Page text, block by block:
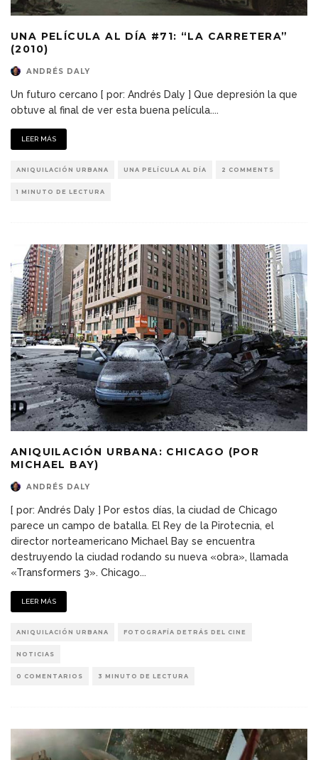
UNA PELÍCULA AL DÍA #71: “LA CARRETERA”
(2010)
ANDRÉS DALY
Un futuro cercano [ por: Andrés Daly ] Que depresión la que
obtuve al final de ver esta buena película....
LEER MÁS
ANIQUILACIÓN URBANA UNA PELÍCULA AL DÍA 2 COMMENTS
1 MINUTO DE LECTURA
ANIQUILACIÓN URBANA: CHICAGO (POR
MICHAEL BAY)
ANDRÉS DALY
[ por: Andrés Daly ] Por estos días, la ciudad de Chicago
parece un campo de batalla. El Rey de la Pirotecnia, el
director norteamericano Michael Bay se encuentra
destruyendo la ciudad rodando su nueva «obra», llamada
«Transformers 3». Chicago...
LEER MÁS
ANIQUILACIÓN URBANA FOTOGRAFÍA DETRÁS DEL CINE
NOTICIAS
0 COMENTARIOS 3 MINUTO DE LECTURA